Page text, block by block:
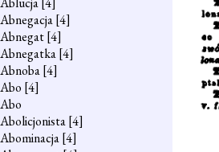
Abnegacja[4]
Abnegat[4]
Abnegatka[4]
Abnoba[4]
Abo [4]
Abo
Abolicjonista[4]
Abominacja[4]